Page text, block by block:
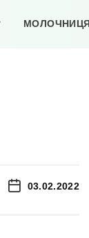
МОЛОЧНИЦЯ
03.02.2022